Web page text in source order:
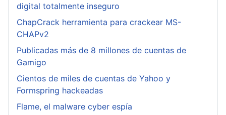
digital totalmente inseguro
ChapCrack herramienta para crackear MS-
CHAPv2
Publicadas más de 8 millones de cuentas de
Gamigo
Cientos de miles de cuentas de Yahoo y
Formspring hackeadas
Flame, el malware cyber espía